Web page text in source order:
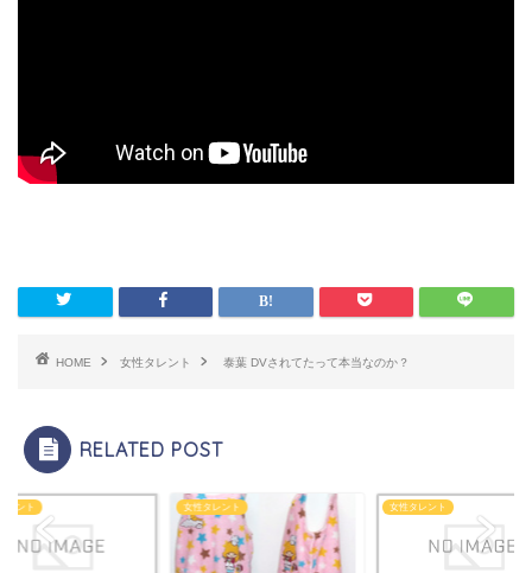
HOME 女性タレント 泰葉 DVされてたって本当なのか？
RELATED POST
レント 女性タレント 女性タレント